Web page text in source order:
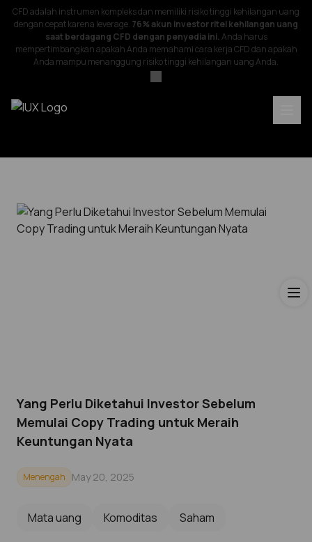
CFD adalah instrumen kompleks dan memiliki risiko tinggi kehilangan uang
dengan cepat karena leverage. 76% akun investor ritel kehilangan uang
saat berdagang CFD dengan penyedia ini.Anda harus
mempertimbangkan apakah Anda memahami cara kerja CFD dan apakah
Anda mampu menanggung risiko tinggi kehilangan uang Anda.
Yang Perlu Diketahui Investor Sebelum
Memulai Copy Trading untuk Meraih
Keuntungan Nyata
Menengah May 20, 2025
Mata uang Komoditas Saham